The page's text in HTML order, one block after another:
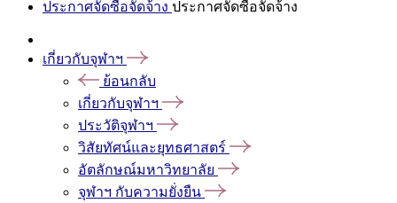
ประกาศจัดซื้อจัดจ้าง ประกาศจัดซื้อจัดจ้าง
เกี่ยวกับจุฬาฯ
ย้อนกลับ
เกี่ยวกับจุฬาฯ
ประวัติจุฬาฯ
วิสัยทัศน์และยุทธศาสตร์
อัตลักษณ์มหาวิทยาลัย
จุฬาฯ กับความยั่งยืน